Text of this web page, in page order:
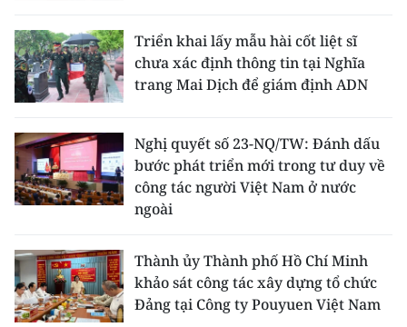
Triển khai lấy mẫu hài cốt liệt sĩ
chưa xác định thông tin tại Nghĩa
trang Mai Dịch để giám định ADN
Nghị quyết số 23-NQ/TW: Đánh dấu
bước phát triển mới trong tư duy về
công tác người Việt Nam ở nước
ngoài
Thành ủy Thành phố Hồ Chí Minh
khảo sát công tác xây dựng tổ chức
Đảng tại Công ty Pouyuen Việt Nam